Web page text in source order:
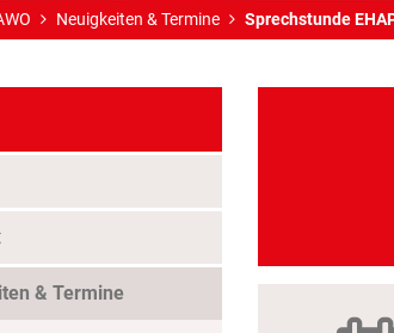
Neuigkeiten & Termine Sprechstunde
& Termine